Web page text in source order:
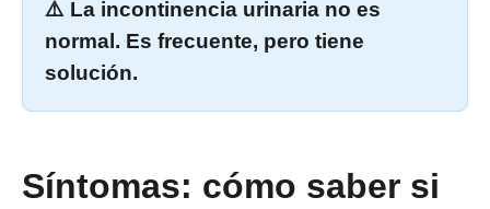
⚠️ La incontinencia urinaria no es
normal. Es frecuente, pero tiene
solución.
Síntomas: cómo saber si